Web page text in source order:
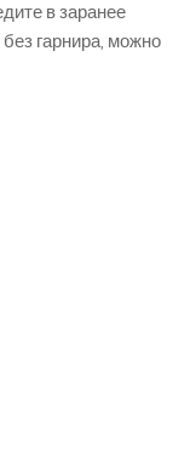
в заранее
гарнира, можно